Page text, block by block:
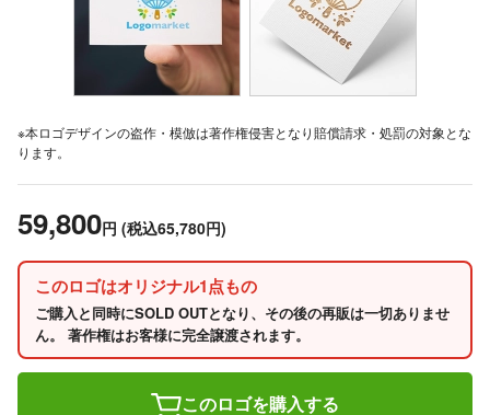
※本ロゴデザインの盗作・模倣は著作権侵害となり賠償請求・処罰の対象とな
ります。
59,800円 (税込65,780円)
このロゴはオリジナル1点もの
ご購入と同時にSOLD OUTとなり、その後の再販は一切ありませ
ん。 著作権はお客様に完全譲渡されます。
このロゴを購入する